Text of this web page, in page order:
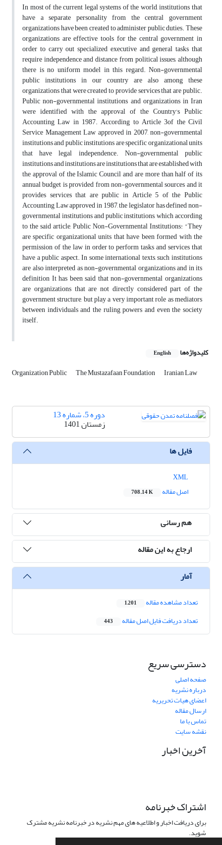
In most of the current legal systems of the world, institutions that
have a separate personality from the central government
organizations have been created to administer public duties. These
organizations are effective tools for the central government in
order to carry out specialized executive and general tasks that
require independence and distance from political issues, although
there is no uniform model in this regard. Non-governmental
public institutions in our country are also among these
organizations that were created to provide services that are public.
Public non-governmental institutions and organizations in Iran
were identified with the approval of the Country's Public
Accounting Law in 1987. According to Article 3of the Civil
Service Management Law approved in 2007, non-governmental
institutions and public institutions are specific organizational units
that have legal independence. Non-governmental public
institutions and institutions are institutions that are established with
the approval of the Islamic Council and are more than half of its
annual budget is provided from non-governmental sources and it
provides services that are public in Article 5 of the Public
Accounting Law approved in 1987, the legislator has defined non-
governmental institutions and public institutions, which according
to the said article, Public Non-Governmental Institutions: "They
are specific organizational units that have been formed with the
permission of the law in order to perform tasks and services that
have a public aspect. In some international texts, such institutions
are also interpreted as non-governmental organizations and in its
definition It has been said that non-governmental organizations
are organizations that are not directly considered part of the
government structure, but play a very important role as mediators
between individuals and the ruling powers and even the society
itself.
کلیدواژه‌ها English
Organization Public The Mustazafaan Foundation Iranian Law
دوره 5، شماره 13
زمستان 1401
فایل ها
اصل مقاله
708.14 K
هم رسانی
ارجاع به این مقاله
آمار
تعداد مشاهده مقاله 1,201
تعداد دریافت فایل اصل مقاله 443
دسترسی سریع
صفحه اصلی
درباره نشریه
اعضای هیات تحریریه
ارسال مقاله
تماس با ما
نقشه سایت
آخرین اخبار
اشتراک خبرنامه
برای دریافت اخبار و اطلاعیه های مهم نشریه در خبرنامه نشریه مشترک
شوید.